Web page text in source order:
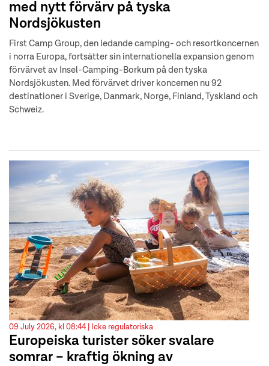
med nytt förvärv på tyska
Nordsjökusten
First Camp Group, den ledande camping- och resortkoncernen
i norra Europa, fortsätter sin internationella expansion genom
förvärvet av Insel-Camping-Borkum på den tyska
Nordsjökusten. Med förvärvet driver koncernen nu 92
destinationer i Sverige, Danmark, Norge, Finland, Tyskland och
Schweiz.
09 July 2026, kl 08:44 | Icke regulatoriska
Europeiska turister söker svalare
somrar – kraftig ökning av